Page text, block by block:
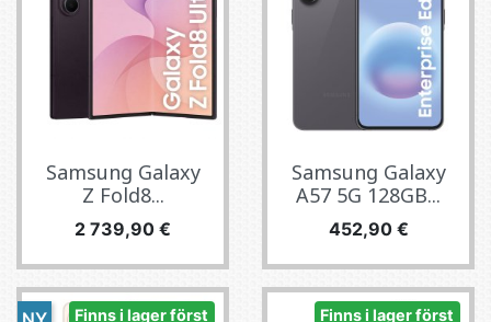
Samsung Galaxy
Z Fold8...
Pris
2 739,90 €
Samsung Galaxy
A57 5G 128GB...
Pris
452,90 €
Finns i lager först Finns i lager först